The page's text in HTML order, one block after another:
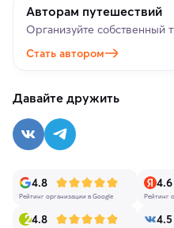
Авторам путешествий
Организуйте собственный
Стать автором
Давайте дружить
4.8
Рейтинг организации в Google
4.6
Рейтинг
4.8 4.5